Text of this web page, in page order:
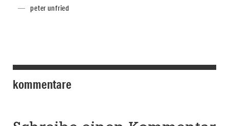
peter unfried
kommentare